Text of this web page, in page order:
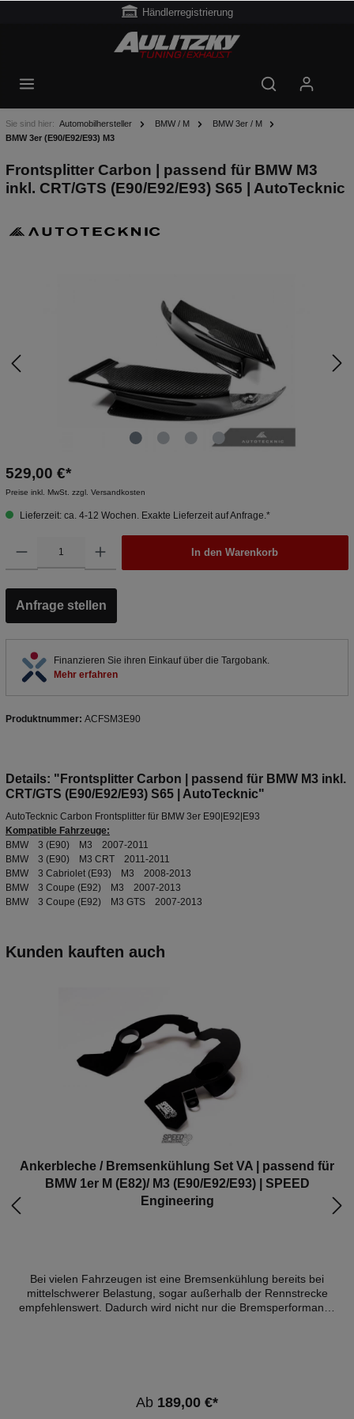
Händlerregistrierung
Sie sind hier: Automobilhersteller BMW / M
BMW 3er / M
BMW 3er (E90/E92/E93) M3
Frontsplitter Carbon | passend für BMW M3
inkl. CRT/GTS (E90/E92/E93) S65 | AutoTecknic
529,00 €*
Preise inkl. MwSt. zzgl. Versandkosten
Lieferzeit: ca. 4-12 Wochen. Exakte Lieferzeit auf Anfrage.*
In den Warenkorb
Anfrage stellen
Finanzieren Sie ihren Einkauf über die Targobank.
Mehr erfahren
Produktnummer: ACFSM3E90
Details: "Frontsplitter Carbon | passend für BMW M3 inkl.
CRT/GTS (E90/E92/E93) S65 | AutoTecknic"
AutoTecknic Carbon Frontsplitter für BMW 3er E90|E92|E93
Kompatible Fahrzeuge:
BMW 3 (E90) M3 2007-2011
BMW 3 (E90) M3 CRT 2011-2011
BMW 3 Cabriolet (E93) M3 2008-2013
BMW 3 Coupe (E92) M3 2007-2013
BMW 3 Coupe (E92) M3 GTS 2007-2013
Kunden kauften auch
Ankerbleche / Bremsenkühlung Set VA | passend für
BMW 1er M (E82)/ M3 (E90/E92/E93) | SPEED
Engineering
Bei vielen Fahrzeugen ist eine Bremsenkühlung bereits bei
mittelschwerer Belastung, sogar außerhalb der Rennstrecke
empfehlenswert. Dadurch wird nicht nur die Bremsperformance
Luftvolumen maximal effizient zu nutzen. Durch die leichte
Ab 189,00 €*